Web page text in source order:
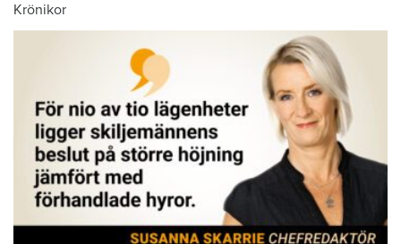
Krönikor